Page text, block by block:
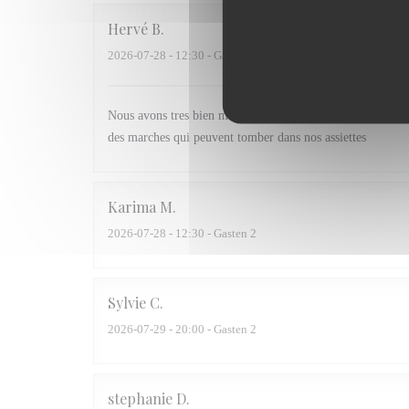
Hervé B
2026-07-28 - 12:30 - Gasten 3
Nous avons tres bien mangé par contre la table sous l
des marches qui peuvent tomber dans nos assiettes
Karima M
2026-07-28 - 12:30 - Gasten 2
Sylvie C
2026-07-29 - 20:00 - Gasten 2
stephanie D